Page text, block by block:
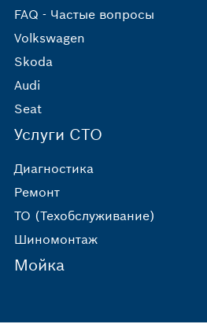
FAQ - Частые вопросы
Volkswagen
Skoda
Audi
Seat
Услуги СТО
Диагностика
Ремонт
ТО (Техобслуживание)
Шиномонтаж
Мойка